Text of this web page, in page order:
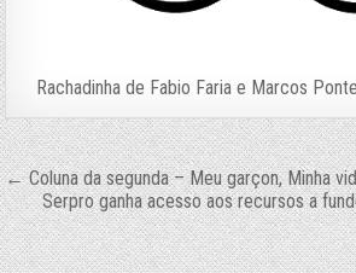
Rachadinha de Fabio Faria e Marcos
Navegação
de
← Coluna da segunda – Meu garçon, Minha
Serpro ganha acesso aos recursos a